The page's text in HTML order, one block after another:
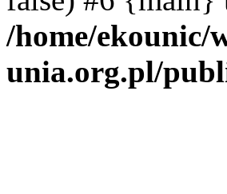
/home/ekounic/
unia.org.pl/